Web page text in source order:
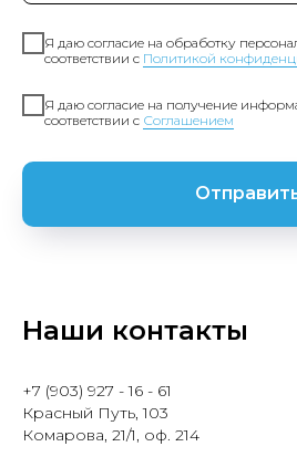
Я даю согласие на обработку
соответствии с Политикой
Я даю согласие на получение
соответствии с Соглашением
Наши контакты
+7 (903) 927 - 16 - 61
Красный Путь, 103
Комарова, 21/1, оф. 214